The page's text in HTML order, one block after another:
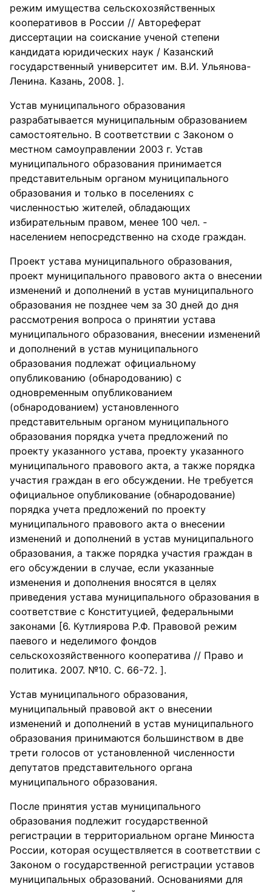
режим имущества сельскохозяйственных
кооперативов в России // Автореферат
диссертации на соискание ученой степени
кандидата юридических наук / Казанский
государственный университет им. В.И. Ульянова-
Ленина. Казань, 2008. ].
Устав муниципального образования
разрабатывается муниципальным образованием
самостоятельно. В соответствии с Законом о
местном самоуправлении 2003 г. Устав
муниципального образования принимается
представительным органом муниципального
образования и только в поселениях с
численностью жителей, обладающих
избирательным правом, менее 100 чел. -
населением непосредственно на сходе граждан.
Проект устава муниципального образования,
проект муниципального правового акта о внесении
изменений и дополнений в устав муниципального
образования не позднее чем за 30 дней до дня
рассмотрения вопроса о принятии устава
муниципального образования, внесении изменений
и дополнений в устав муниципального
образования подлежат официальному
опубликованию (обнародованию) с
одновременным опубликованием
(обнародованием) установленного
представительным органом муниципального
образования порядка учета предложений по
проекту указанного устава, проекту указанного
муниципального правового акта, а также порядка
участия граждан в его обсуждении. Не требуется
официальное опубликование (обнародование)
порядка учета предложений по проекту
муниципального правового акта о внесении
изменений и дополнений в устав муниципального
образования, а также порядка участия граждан в
его обсуждении в случае, если указанные
изменения и дополнения вносятся в целях
приведения устава муниципального образования в
соответствие с Конституцией, федеральными
законами [6. Кутлиярова Р.Ф. Правовой режим
паевого и неделимого фондов
сельскохозяйственного кооператива // Право и
политика. 2007. №10. С. 66-72. ].
Устав муниципального образования,
муниципальный правовой акт о внесении
изменений и дополнений в устав муниципального
образования принимаются большинством в две
трети голосов от установленной численности
депутатов представительного органа
муниципального образования.
После принятия устав муниципального
образования подлежит государственной
регистрации в территориальном органе Минюста
России, которая осуществляется в соответствии с
Законом о государственной регистрации уставов
муниципальных образований. Основаниями для